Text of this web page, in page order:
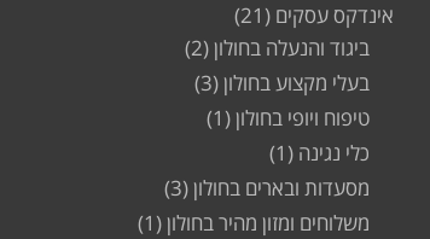
אינדקס עסקים (21)
ביגוד והנעלה בחולון(2)
בעלי מקצוע בחולון(3)
טיפוח ויופי בחולון(1)
כלי נגינה (1)
מסעדות ובארים בחולון(3)
משלוחים ומזון מהיר בחולון(1)